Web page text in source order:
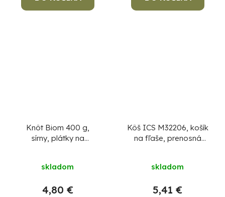
Knôt Biom 400 g,
sírny, plátky na
skladom
4,80 €
Kôš ICS M32206, košík
na fľaše, prenosná
skladom
5,41 €